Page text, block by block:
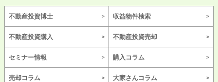
不動産投資博士 収益物件検索
不動産投資購入 不動産投資売却
セミナー情報 購入コラム
売却コラム 大家さんコラム